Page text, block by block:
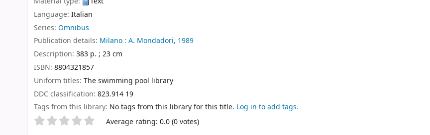
Language: Italian
Series: Omnibus
Publication details: Milano : A. Mondadori, 1989
Description: 383 p. ; 23 cm
ISBN: 8804321857
Uniform titles: The swimming pool library
DDC classification: 823.914 19
Tags from this library: No tags from this library for this title. Log in to add tags.
Star ratings Average rating: 0.0 (0 votes)